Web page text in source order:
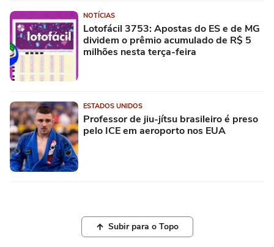
NOTÍCIAS
Lotofácil 3753: Apostas do ES e de MG
dividem o prêmio acumulado de R$ 5
milhões nesta terça-feira
ESTADOS UNIDOS
Professor de jiu-jítsu brasileiro é preso
pelo ICE em aeroporto nos EUA
Subir para o Topo